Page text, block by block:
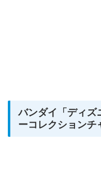
バンダイ 「ディ
ーコレクションチ